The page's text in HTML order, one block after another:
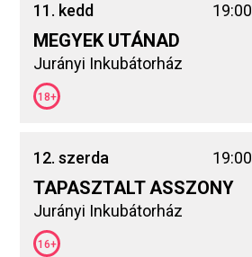
11. kedd 19:00
MEGYEK UTÁNAD
Jurányi Inkubátorház
18+
12. szerda 19:00
TAPASZTALT ASSZONY
Jurányi Inkubátorház
16+